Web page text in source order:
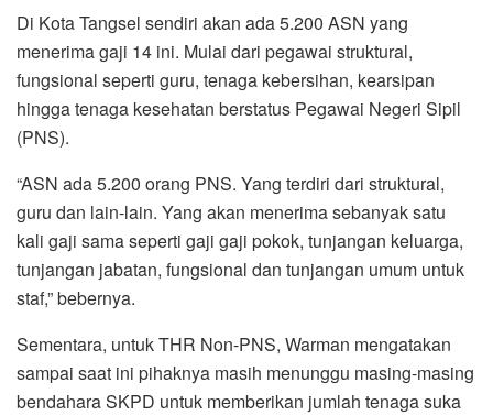
Di Kota Tangsel sendiri akan ada 5.200 ASN yang
menerima gaji 14 ini. Mulai dari pegawai struktural,
fungsional seperti guru, tenaga kebersihan, kearsipan
hingga tenaga kesehatan berstatus Pegawai Negeri Sipil
(PNS).
“ASN ada 5.200 orang PNS. Yang terdiri dari struktural,
guru dan lain-lain. Yang akan menerima sebanyak satu
kali gaji sama seperti gaji gaji pokok, tunjangan keluarga,
tunjangan jabatan, fungsional dan tunjangan umum untuk
staf,” bebernya.
Sementara, untuk THR Non-PNS, Warman mengatakan
sampai saat ini pihaknya masih menunggu masing-masing
bendahara SKPD untuk memberikan jumlah tenaga suka